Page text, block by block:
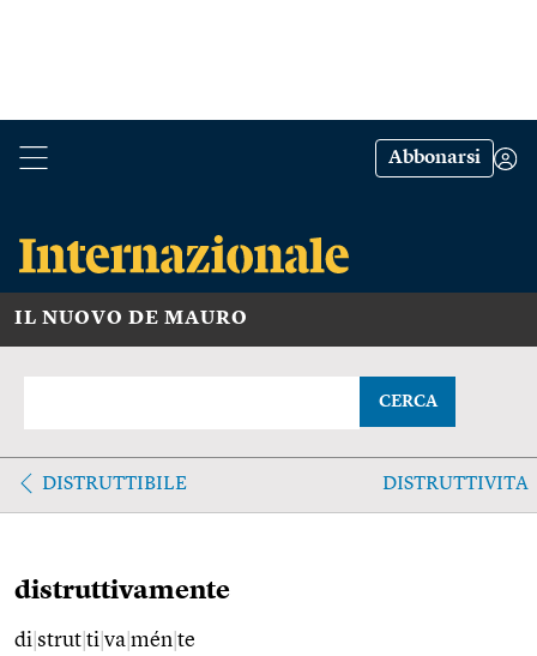
Abbonarsi
IL NUOVO DE MAURO
CERCA
DISTRUTTIBILE DISTRUTTIVITA
distruttivamente
di strut ti va mén te